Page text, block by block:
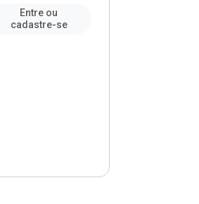
Entre ou
cadastre-se